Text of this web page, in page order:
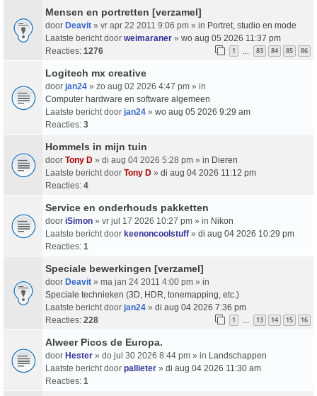
Mensen en portretten [verzamel]
door Deavit » vr apr 22 2011 9:06 pm » in Portret, studio en mode
Laatste bericht door weimaraner » wo aug 05 2026 11:37 pm
Reacties: 1276 1 … 83 84 85 86
Logitech mx creative
door jan24 » zo aug 02 2026 4:47 pm » in
Computer hardware en software algemeen
Laatste bericht door jan24 » wo aug 05 2026 9:29 am
Reacties: 3
Hommels in mijn tuin
door Tony D » di aug 04 2026 5:28 pm » in Dieren
Laatste bericht door Tony D » di aug 04 2026 11:12 pm
Reacties: 4
Service en onderhouds pakketten
door iSimon » vr jul 17 2026 10:27 pm » in Nikon
Laatste bericht door keenoncoolstuff » di aug 04 2026 10:29 pm
Reacties: 1
Speciale bewerkingen [verzamel]
door Deavit » ma jan 24 2011 4:00 pm » in
Speciale technieken (3D, HDR, tonemapping, etc.)
Laatste bericht door jan24 » di aug 04 2026 7:36 pm
Reacties: 228 1 … 13 14 15 16
Alweer Picos de Europa.
door Hester » do jul 30 2026 8:44 pm » in Landschappen
Laatste bericht door pallieter » di aug 04 2026 11:30 am
Reacties: 1